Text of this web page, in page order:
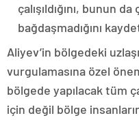
çalışıldığını, bunun
bağdaşmadığını
Aliyev’in bölgedeki
vurgulamasına özel
bölgede yapılacak tüm
için değil bölge